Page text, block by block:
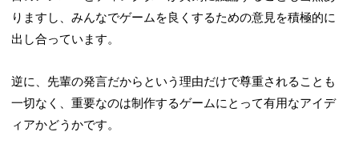
りますし、みんなでゲームを良くするための意見を積極的に
出し合っています。
逆に、先輩の発言だからという理由だけで尊重されることも
一切なく、重要なのは制作するゲームにとって有用なアイデ
ィアかどうかです。